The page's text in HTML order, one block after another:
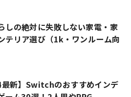
しの絶対に失敗しない家電・家
テリア選び（1k・ワンルーム向
最新】Switchのおすすめインデ